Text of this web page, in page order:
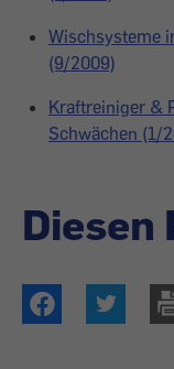
Wischsysteme
(9/2009)
Kraftreiniger &
Schwächen (1/
Diesen